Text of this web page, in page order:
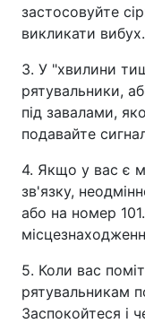
застосовуйте
викликати вибух.
3. У "хвилини
рятувальники,
під завалами,
подавайте
4. Якщо у вас є
зв'язку,
або на номер
5. Коли вас
рятувальникам
Заспокойтеся і